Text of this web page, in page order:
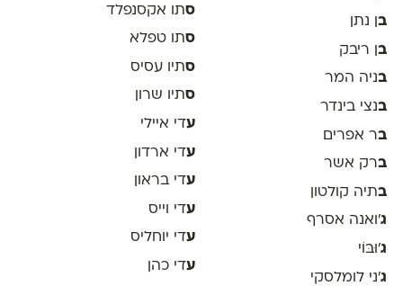
בן נתן
בן ריבק
בניה המר
בנצי בינדר
בר אפרים
ברק אשר
בתיה קולטון
ג'ואנה אסרף
ג'וּבּוֹי
ג׳ני לומלסקי
סתו אקסנפלד
סתו טפלא
סתיו עסיס
סתיו שרון
עדי איילי
עדי ארדון
עדי בראון
עדי וייס
עדי יוחליס
עדי כהן